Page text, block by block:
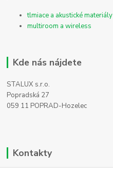
tlmiace a akustické materiály
multiroom a wireless
Kde nás nájdete
STALUX s.r.o.
Popradská 27
059 11 POPRAD-Hozelec
Kontakty